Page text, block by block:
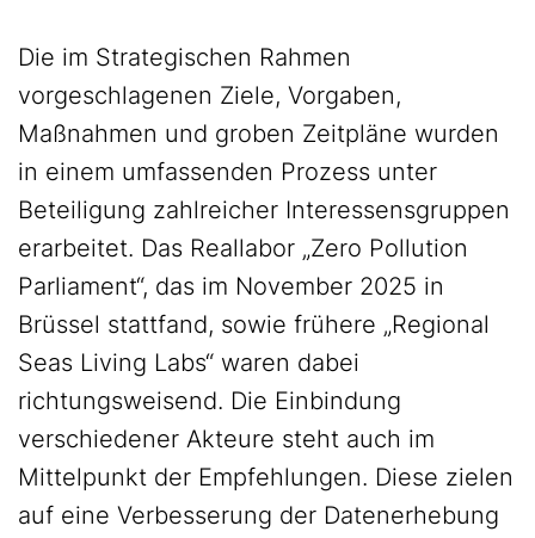
Die im Strategischen Rahmen
vorgeschlagenen Ziele, Vorgaben,
Maßnahmen und groben Zeitpläne wurden
in einem umfassenden Prozess unter
Beteiligung zahlreicher Interessensgruppen
erarbeitet. Das Reallabor „Zero Pollution
Parliament“, das im November 2025 in
Brüssel stattfand, sowie frühere „Regional
Seas Living Labs“ waren dabei
richtungsweisend. Die Einbindung
verschiedener Akteure steht auch im
Mittelpunkt der Empfehlungen. Diese zielen
auf eine Verbesserung der Datenerhebung